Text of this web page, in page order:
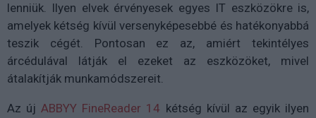
lenniük. Ilyen elvek érvényesek egyes IT eszközökre is,
amelyek kétség kívül versenyképesebbé és hatékonyabbá
teszik cégét. Pontosan ez az, amiért tekintélyes
árcédulával látják el ezeket az eszközöket, mivel
átalakítják munkamódszereit.
Az újABBYY FineReader 14 kétség kívül az egyik ilyen